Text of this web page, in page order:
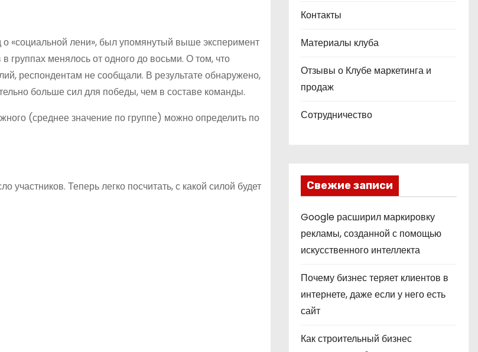
«социальной лени», был упомянутый выше эксперимент
группах менялось от одного до восьми. О том, что
респондентам не сообщали. В результате обнаружено,
больше сил для победы, чем в составе команды.
(среднее значение по группе) можно определить по
Теперь легко посчитать, с какой силой будет
Контакты
Материалы клуба
Отзывы о Клубе маркетинга и
продаж
Сотрудничество
Свежие записи
Google расширил маркировку
рекламы, созданной с помощью
искусственного интеллекта
Почему бизнес теряет клиентов в
интернете, даже если у него есть
сайт
Как строительный бизнес